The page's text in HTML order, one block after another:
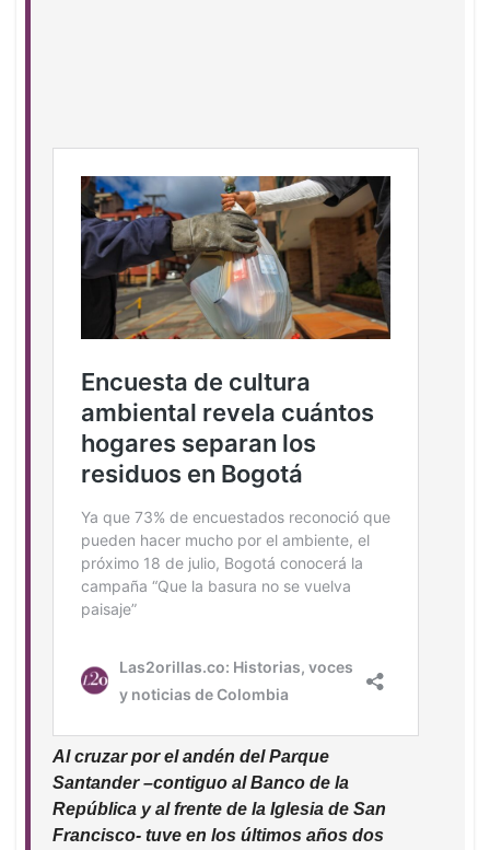
Al cruzar por el andén del Parque
Santander –contiguo al Banco de la
República y al frente de la Iglesia de San
Francisco- tuve en los últimos años dos